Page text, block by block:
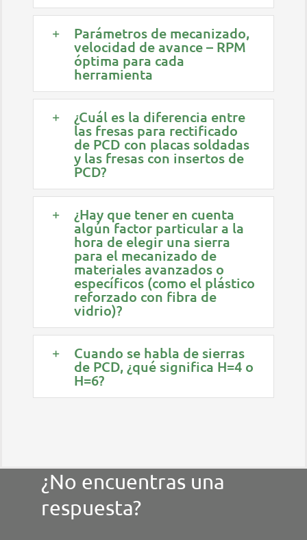
Parámetros de mecanizado,
velocidad de avance – RPM
óptima para cada
herramienta
¿Cuál es la diferencia entre
las fresas para rectificado
de PCD con placas soldadas
y las fresas con insertos de
PCD?
¿Hay que tener en cuenta
algún factor particular a la
hora de elegir una sierra
para el mecanizado de
materiales avanzados o
específicos (como el plástico
reforzado con fibra de
vidrio)?
Cuando se habla de sierras
de PCD, ¿qué significa H=4 o
H=6?
¿No encuentras una
respuesta?